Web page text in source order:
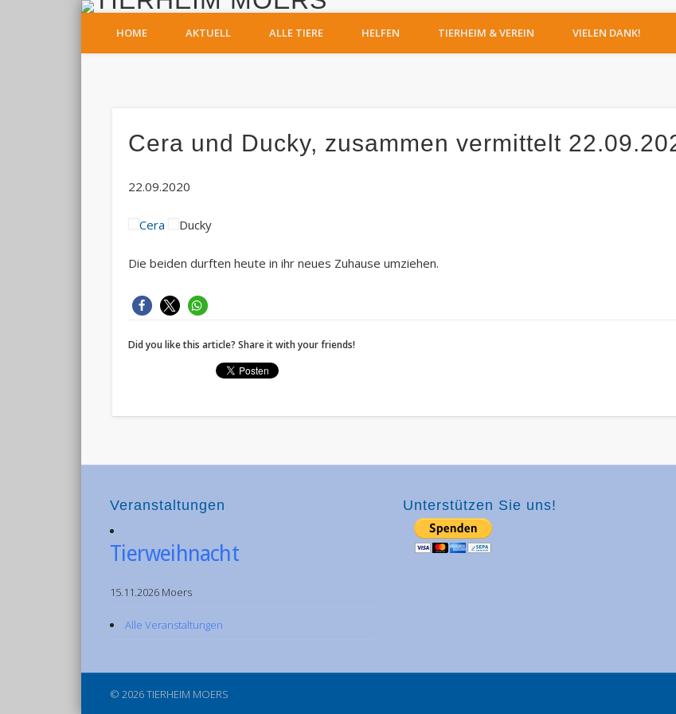
HOME AKTUELL ALLE TIERE HELFEN TIERHEIM & VEREIN VIELEN DANK!
Cera und Ducky, zusammen vermittelt
22.09.2020
Cera Ducky
Die beiden durften heute in ihr neues Zuhause umziehen.
Did you like this article? Share it with your friends!
Veranstaltungen
Tierweihnacht
15.11.2026 Moers
Alle Veranstaltungen
Unterstützen Sie uns!
© 2026 TIERHEIM MOERS